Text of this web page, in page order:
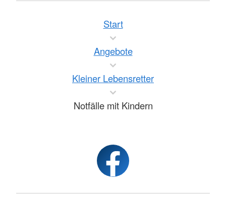
Start
Angebote
Kleiner Lebensretter
Notfälle mit Kindern